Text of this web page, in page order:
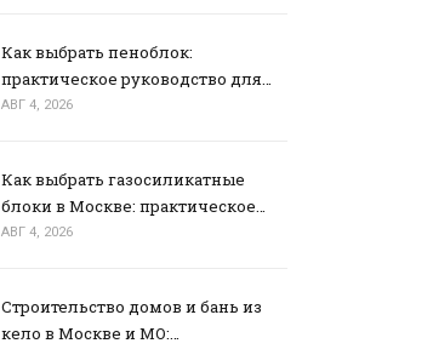
Как выбрать пеноблок:
практическое руководство для…
АВГ 4, 2026
Как выбрать газосиликатные
блоки в Москве: практическое…
АВГ 4, 2026
Строительство домов и бань из
кело в Москве и МО:…